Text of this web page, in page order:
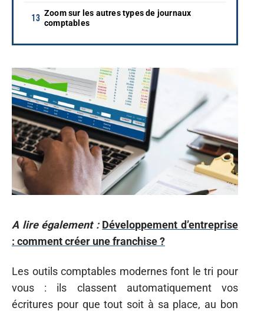
Zoom sur les autres types de journaux
comptables
A lire également : Développement d’entreprise
: comment créer une franchise ?
Les outils comptables modernes font le tri pour
vous : ils classent automatiquement vos
écritures pour que tout soit à sa place, au bon